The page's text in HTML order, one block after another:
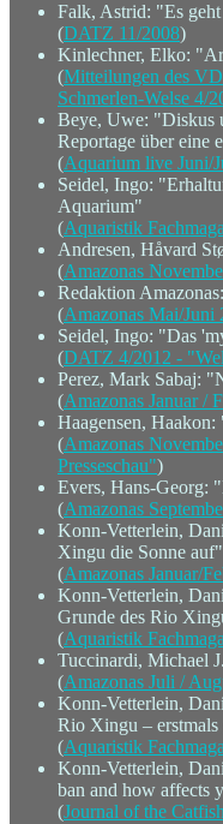
Falk, Astrid: "Es geht
(DATZ 11/2008)
Kinlechner, Elko:
(Mitteilungen des
Schmerlen-Welse 4/
Beye, Uwe: "Diskus
Reportage über eine
(Aquarium live Juni/
Seidel, Ingo:
Aquarium"
(Aquaristik
Andresen, Håvard
(Amazonas
Redaktion
(Amazonas Mai/Juni
Seidel, Ingo: "Das
(DATZ 4/2012 -
Perez, Mark Sabaj:
(Amazonas Januar /
Haagensen,
(Amazonas
Presseschau")
Evers, Hans-Georg:
(Amazonas
Konn-Vetterlein,
Xingu die Sonne auf"
(Amazonas Januar/
Konn-Vetterlein,
Grunde des Rio
(Aquaristik
Tuccinardi, Michael
(Amazonas Juli /
Konn-Vetterlein,
Rio Xingu – erstmals
(Aquaristik
Konn-Vetterlein,
ban and how affects
(Journal of the